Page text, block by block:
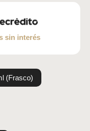
sin interés
(Frasco)